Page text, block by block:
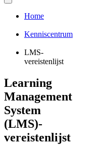
Home
Kenniscentrum
LMS-
vereistenlijst
Learning
Management
System
(LMS)-
vereistenlijst